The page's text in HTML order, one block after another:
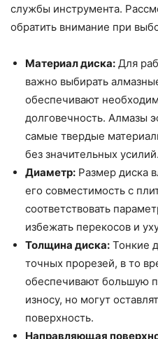
службы инструмента.
обратить внимание при
Материал диска: Для
важно выбирать
обеспечивают
долговечность. Алмазы
самые твердые
без значительных усилий.
Диаметр: Размер диска
его совместимость с
соответствовать
избежать перекосов и
Толщина диска: Тонкие
точных прорезей, в то
обеспечивают большую
износу, но могут
поверхность.
Направляющая